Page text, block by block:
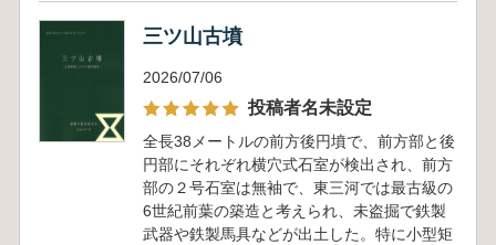
三ツ山古墳
2026/07/06
投稿者名未設定
全長38メートルの前方後円墳で、前方部と後
円部にそれぞれ横穴式石室が検出され、前方
部の２号石室は無袖で、東三河では最古級の
6世紀前葉の築造と考えられ、未盗掘で鉄製
武器や鉄製馬具などが出土した。特に小型矩